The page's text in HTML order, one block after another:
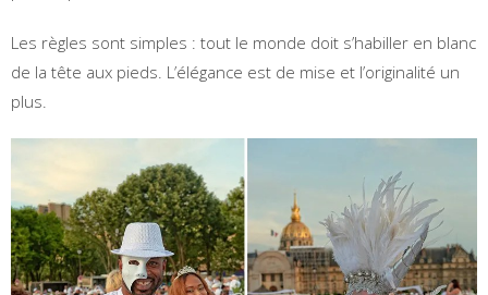
Les règles sont simples : tout le monde doit s’habiller en blanc
de la tête aux pieds. L’élégance est de mise et l’originalité un
plus.